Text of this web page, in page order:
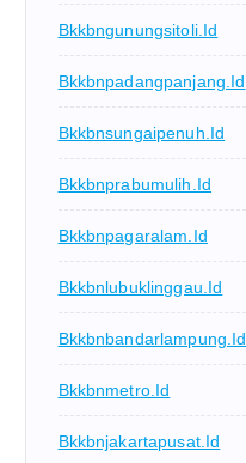
Bkkbngunungsitoli.id
Bkkbnpadangpanjang.id
Bkkbnsungaipenuh.id
Bkkbnprabumulih.id
Bkkbnpagaralam.id
Bkkbnlubuklinggau.id
Bkkbnbandarlampung.id
Bkkbnmetro.id
Bkkbnjakartapusat.id